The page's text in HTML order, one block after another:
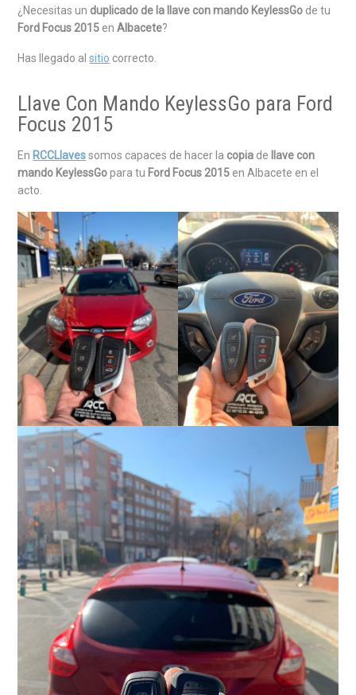
¿Necesitas un duplicado de la llave con mando KeylessGo de tu
Ford Focus 2015 enAlbacete?
Has llegado alsitio correcto.
Llave Con Mando KeylessGo para Ford
Focus 2015
En RCCLlavessomos capaces de hacer la copia de
llave con
mando KeylessGopara tu Ford Focus 2015 en Albacete en el
acto.